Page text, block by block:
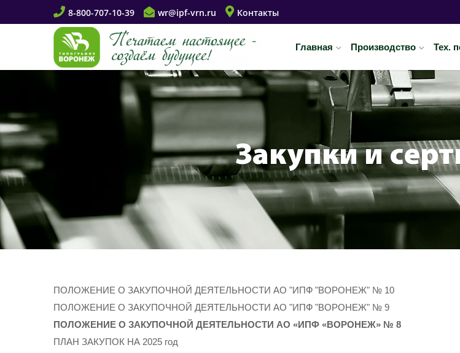
8-800-707-10-39 wr@ipf-vrn.ru Контакты
Главная Производство Тех.
Закупки и
ПОЛОЖЕНИЕ О ЗАКУПОЧНОЙ ДЕЯТЕЛЬНОСТИ АО "ИПФ "ВОРОНЕЖ" № 10
ПОЛОЖЕНИЕ О ЗАКУПОЧНОЙ ДЕЯТЕЛЬНОСТИ АО "ИПФ "ВОРОНЕЖ" № 9
ПОЛОЖЕНИЕ О ЗАКУПОЧНОЙ ДЕЯТЕЛЬНОСТИ АО «ИПФ «ВОРОНЕЖ» № 8
ПЛАН ЗАКУПОК НА 2025 год